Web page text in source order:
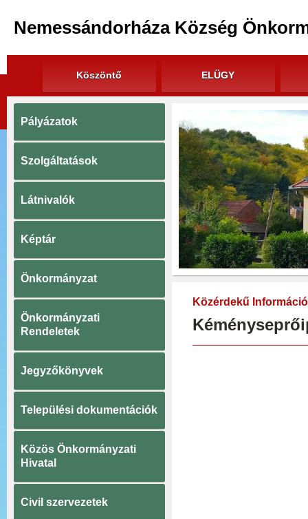
Nemessándorháza Község
Köszöntő ELÜGY
Pályázatok
Szolgáltatások
Látnivalók
Képtár
Önkormányzat
Önkormányzati
Rendeletek
Jegyzőkönyvek
Települési dokumentációk
Közös Önkormányzati
Hivatal
Civil szervezetek
Közérdekű